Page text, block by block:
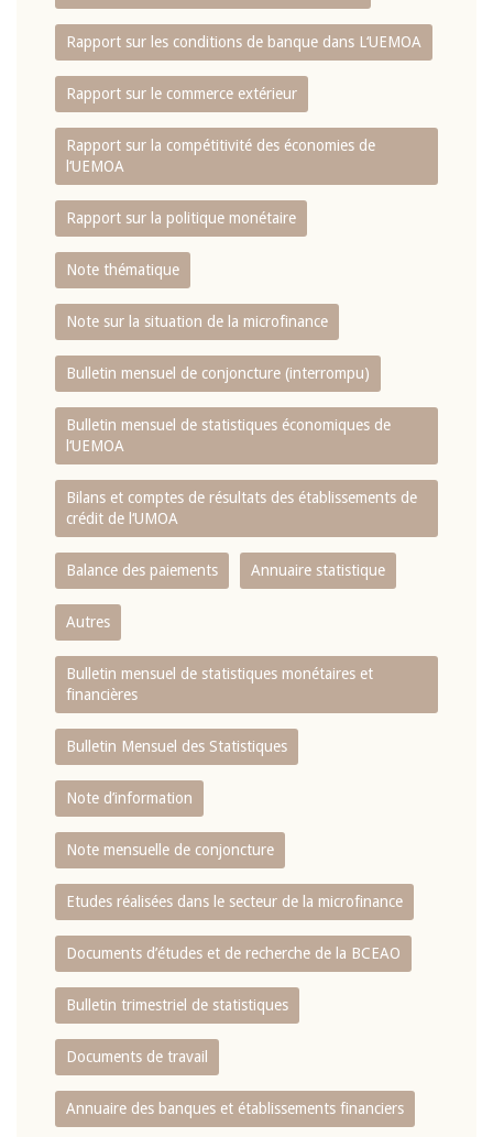
Rapport sur les conditions de banque dans L‘UEMOA
Rapport sur le commerce extérieur
Rapport sur la compétitivité des économies de
l‘UEMOA
Rapport sur la politique monétaire
Note thématique
Note sur la situation de la microfinance
Bulletin mensuel de conjoncture (interrompu)
Bulletin mensuel de statistiques économiques de
l‘UEMOA
Bilans et comptes de résultats des établissements de
crédit de l‘UMOA
Balance des paiements Annuaire statistique
Autres
Bulletin mensuel de statistiques monétaires et
financières
Bulletin Mensuel des Statistiques
Note d’information
Note mensuelle de conjoncture
Etudes réalisées dans le secteur de la microfinance
Documents d’études et de recherche de la BCEAO
Bulletin trimestriel de statistiques
Documents de travail
Annuaire des banques et établissements financiers